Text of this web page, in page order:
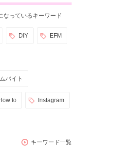
なっているキーワード
DIY EFM
バイト
to Instagram
キーワード一覧